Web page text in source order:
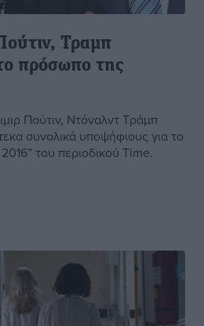
Τραμπ
πρόσωπο της
Πούτιν, Ντόναλντ Τράμπ
συνολικά υποψήφιους για το
του περιοδικού Τime.